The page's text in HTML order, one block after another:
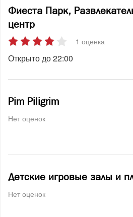
Фиеста Парк,
центр
1 оценка
Открыто до 22:00
Pim Piligrim
Нет оценок
Детские игровые залы и
Нет оценок